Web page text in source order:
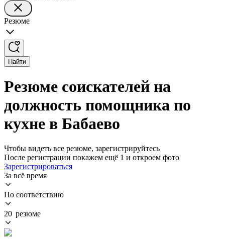
Резюме
Найти
Резюме соискателей на
должность помощника по
кухне в Бабаево
Чтобы видеть все резюме, зарегистрируйтесь
После регистрации покажем ещё 1 и откроем фото
Зарегистрироваться
За всё время
По соответствию
20 резюме